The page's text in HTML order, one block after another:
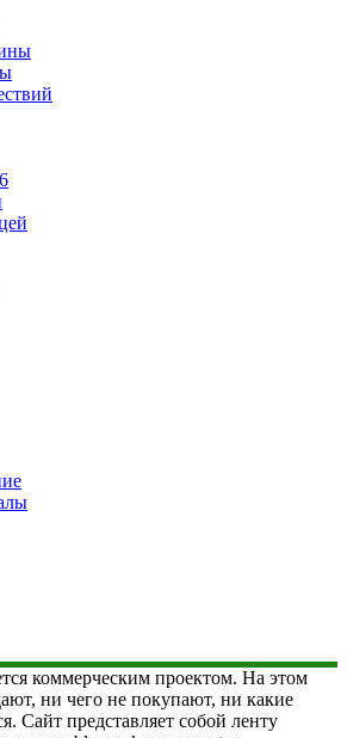
коммерческим проектом. На этом
ни чего не покупают, ни какие
Сайт представляет собой ленту